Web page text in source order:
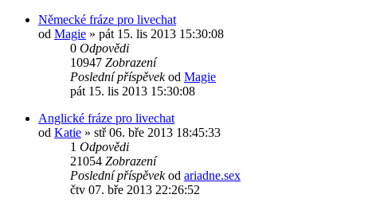
Německé fráze pro livechat
od Magie » pát 15. lis 2013 15:30:08
0 Odpovědi
10947 Zobrazení
Poslední příspěvekod Magie
pát 15. lis 2013 15:30:08
Anglické fráze pro livechat
od Katie » stř 06. bře 2013 18:45:33
1 Odpovědi
21054 Zobrazení
Poslední příspěvekod ariadne.sex
čtv 07. bře 2013 22:26:52